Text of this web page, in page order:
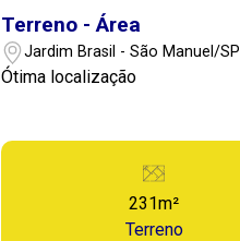
Terreno - Área
Jardim Brasil - São Manuel/SP
Ótima localização
231m²
Terreno